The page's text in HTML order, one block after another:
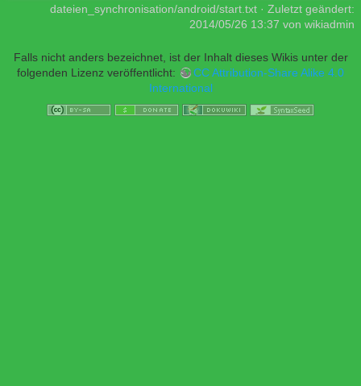
dateien_synchronisation/android/start.txt · Zuletzt geändert:
2014/05/26 13:37 von wikiadmin
Falls nicht anders bezeichnet, ist der Inhalt dieses Wikis unter der
folgenden Lizenz veröffentlicht:
CC Attribution-Share Alike 4.0
International